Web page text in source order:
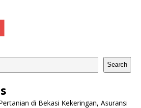
Search
di Bekasi Kekeringan, Asuransi